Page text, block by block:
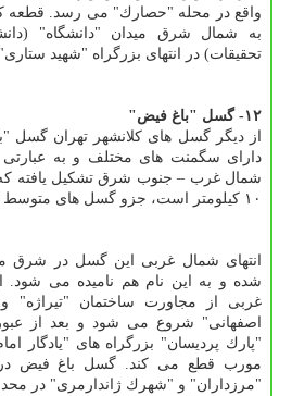
واقع در محله "حصارك" می رسد. قطعه
به شمال شرق میدان "دانشگاه"
تحقیقات) در انتهای بزرگراه "شهید
۱۲- گسل "باغ فیض"
از دیگر گسل های كلانشهر تهران
دارای سگمنت های مختلف و به عبارتی
۱۰ كیلومتر است، جزو گسل های متوسط رده بندی می شود.
انتهای شمال غربی این گسل در شرق
شده و به این نام هم نامیده می
غربی از مجاورت ساختمان "تیراژه"
اصفهانی" شروع می شود و بعد از عبور
"پارك پردیسان" بزرگراه های "یادگار
مورب قطع می كند. گسل باغ فیض در
"مرزداران" و "شهرك ژاندارمری" در